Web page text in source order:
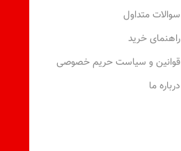
سوالات متداول
راهنمای خرید
قوانین و سیاست حریم خصوصی
درباره ما